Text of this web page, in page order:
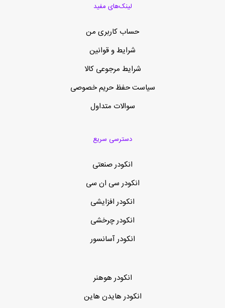
لینک‌های مفید
حساب کاربری من
شرایط و قوانین
شرایط مرجوعی کالا
سیاست حفظ حریم خصوصی
سوالات متداول
دسترسی سریع
انکودر صنعتی
انکودر سی ان سی
انکودر افزایشی
انکودر چرخشی
انکودر آسانسور
انکودر هوهنر
انکودر هایدن هاین